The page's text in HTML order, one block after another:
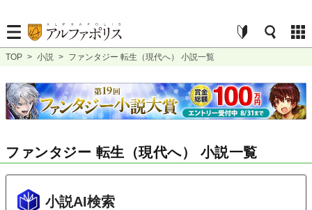
TOP > 小説 > ファンタジー 転生（現代へ） 小説一覧
ファンタジー 転生（現代へ） 小説一覧
小説AI検索